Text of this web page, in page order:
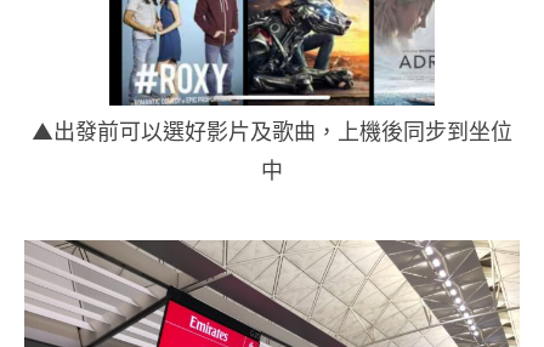
▲出發前可以選好影片及歌曲，上機後同步到坐位
中